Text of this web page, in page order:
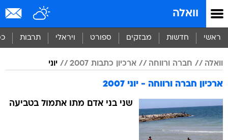
וואלה
ראשי חדשות מבזקים ספורט ויראלי תרבות
וואלה חברה ורווחה ארכיון כתבות 2007 יוני
ארכיון חברה ורווחה - יוני 2007
שני בני אדם מתו אתמול בטביעה